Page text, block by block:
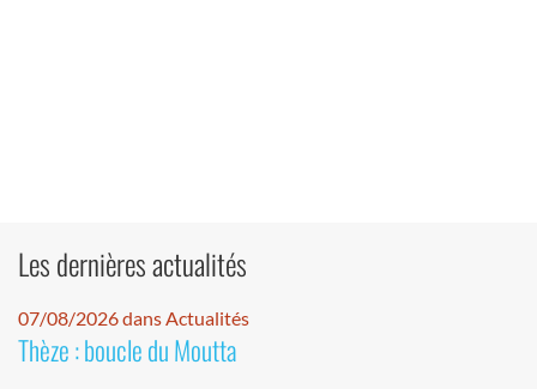
Les dernières actualités
07/08/2026 dans Actualités
Thèze : boucle du Moutta